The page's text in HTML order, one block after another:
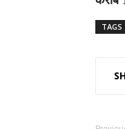
TAGS